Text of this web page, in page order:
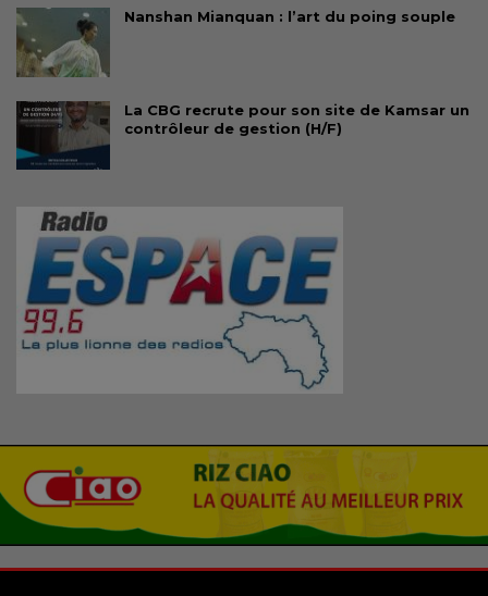
Nanshan Mianquan : l’art du poing souple
La CBG recrute pour son site de Kamsar un
contrôleur de gestion (H/F)